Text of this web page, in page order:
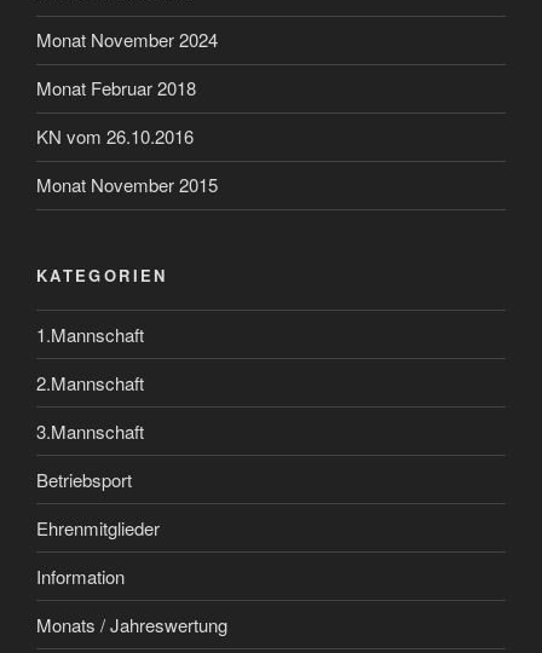
Monat November 2024
Monat Februar 2018
KN vom 26.10.2016
Monat November 2015
KATEGORIEN
1.Mannschaft
2.Mannschaft
3.Mannschaft
Betriebsport
Ehrenmitglieder
Information
Monats / Jahreswertung